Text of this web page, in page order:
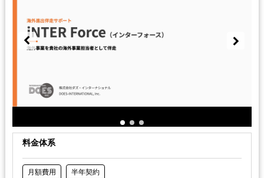
料金体系
月額費用 半年契約